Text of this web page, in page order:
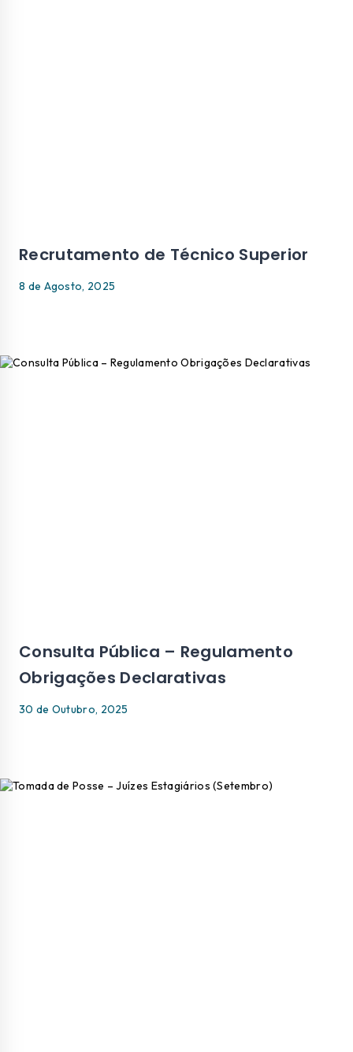
Recrutamento de Técnico Superior
8 de Agosto, 2025
Consulta Pública – Regulamento
Obrigações Declarativas
30 de Outubro, 2025